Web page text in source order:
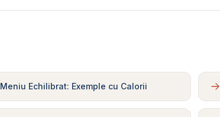
Meniu Echilibrat: Exemple cu Calorii